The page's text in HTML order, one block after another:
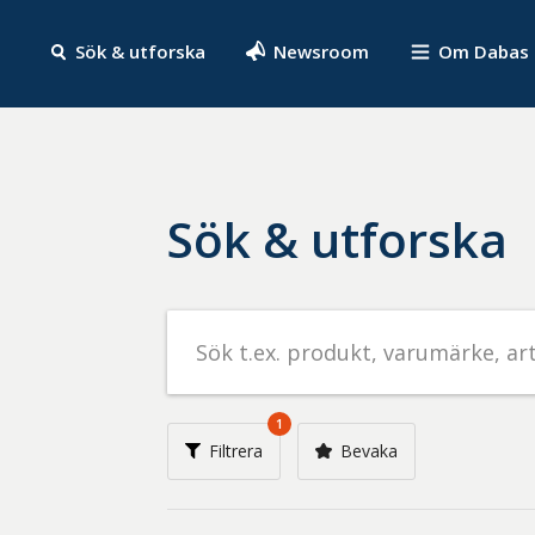
Sök & utforska Newsroom Om Dabas
Sök & utforska
Sök
livsmedel
på
t.ex.
produkt,
varumärke,
Filtrera
1
Bevaka